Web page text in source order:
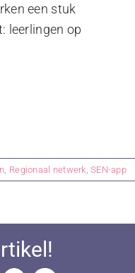
een stuk
leerlingen op
Regionaal netwerk ,SEN-app